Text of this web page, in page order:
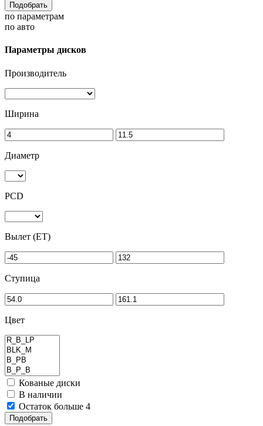
Подобрать
по параметрам
по авто
Параметры дисков
Производитель
Ширина
Диаметр
PCD
Вылет (ET)
Ступица
Цвет
Кованые диски
В наличии
Остаток больше 4
Подобрать